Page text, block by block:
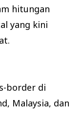
hitungan
yang kini
border di
Malaysia, dan